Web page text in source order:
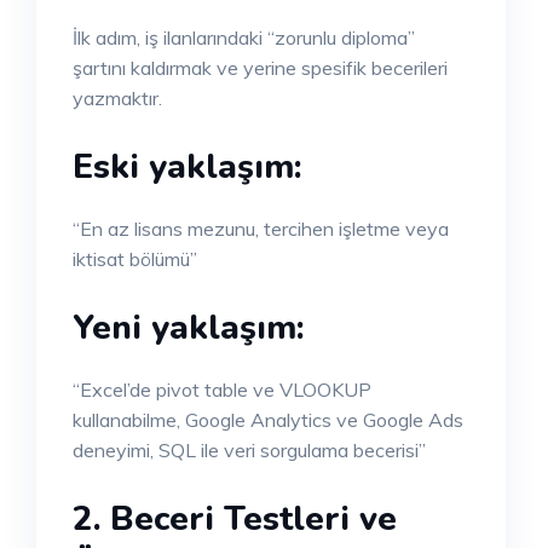
İlk adım, iş ilanlarındaki “zorunlu diploma”
şartını kaldırmak ve yerine spesifik becerileri
yazmaktır.
Eski yaklaşım:
“En az lisans mezunu, tercihen işletme veya
iktisat bölümü”
Yeni yaklaşım:
“Excel’de pivot table ve VLOOKUP
kullanabilme, Google Analytics ve Google Ads
deneyimi, SQL ile veri sorgulama becerisi”
2. Beceri Testleri ve